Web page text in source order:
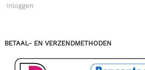
Inloggen
BETAAL- EN VERZENDMETHODEN